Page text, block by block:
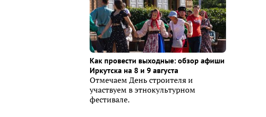
Как провести выходные: обзор афиши
Иркутска на 8 и 9 августа
Отмечаем День строителя и
участвуем в этнокультурном
фестивале.